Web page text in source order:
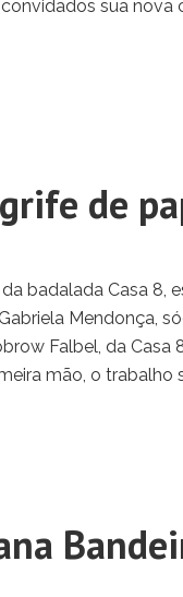
sua
de
badalada Casa
Mendonça,
Falbel, da Casa
mão, o trabalho